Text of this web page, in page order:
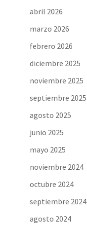
abril 2026
marzo 2026
febrero 2026
diciembre 2025
noviembre 2025
septiembre 2025
agosto 2025
junio 2025
mayo 2025
noviembre 2024
octubre 2024
septiembre 2024
agosto 2024